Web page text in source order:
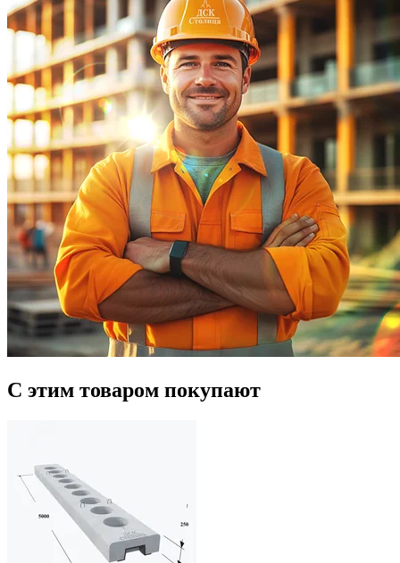
С этим товаром покупают